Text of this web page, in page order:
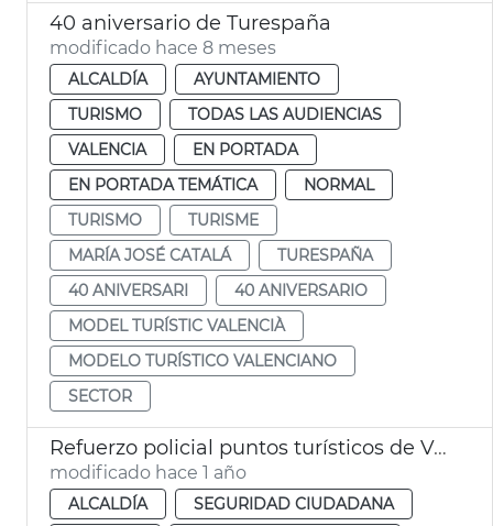
40 aniversario de Turespaña
modificado hace 8 meses
ALCALDÍA
AYUNTAMIENTO
TURISMO
TODAS LAS AUDIENCIAS
VALENCIA
EN PORTADA
EN PORTADA TEMÁTICA
NORMAL
TURISMO
TURISME
MARÍA JOSÉ CATALÁ
TURESPAÑA
40 ANIVERSARI
40 ANIVERSARIO
MODEL TURÍSTIC VALENCIÀ
MODELO TURÍSTICO VALENCIANO
SECTOR
Refuerzo policial puntos turísticos de València
modificado hace 1 año
ALCALDÍA
SEGURIDAD CIUDADANA